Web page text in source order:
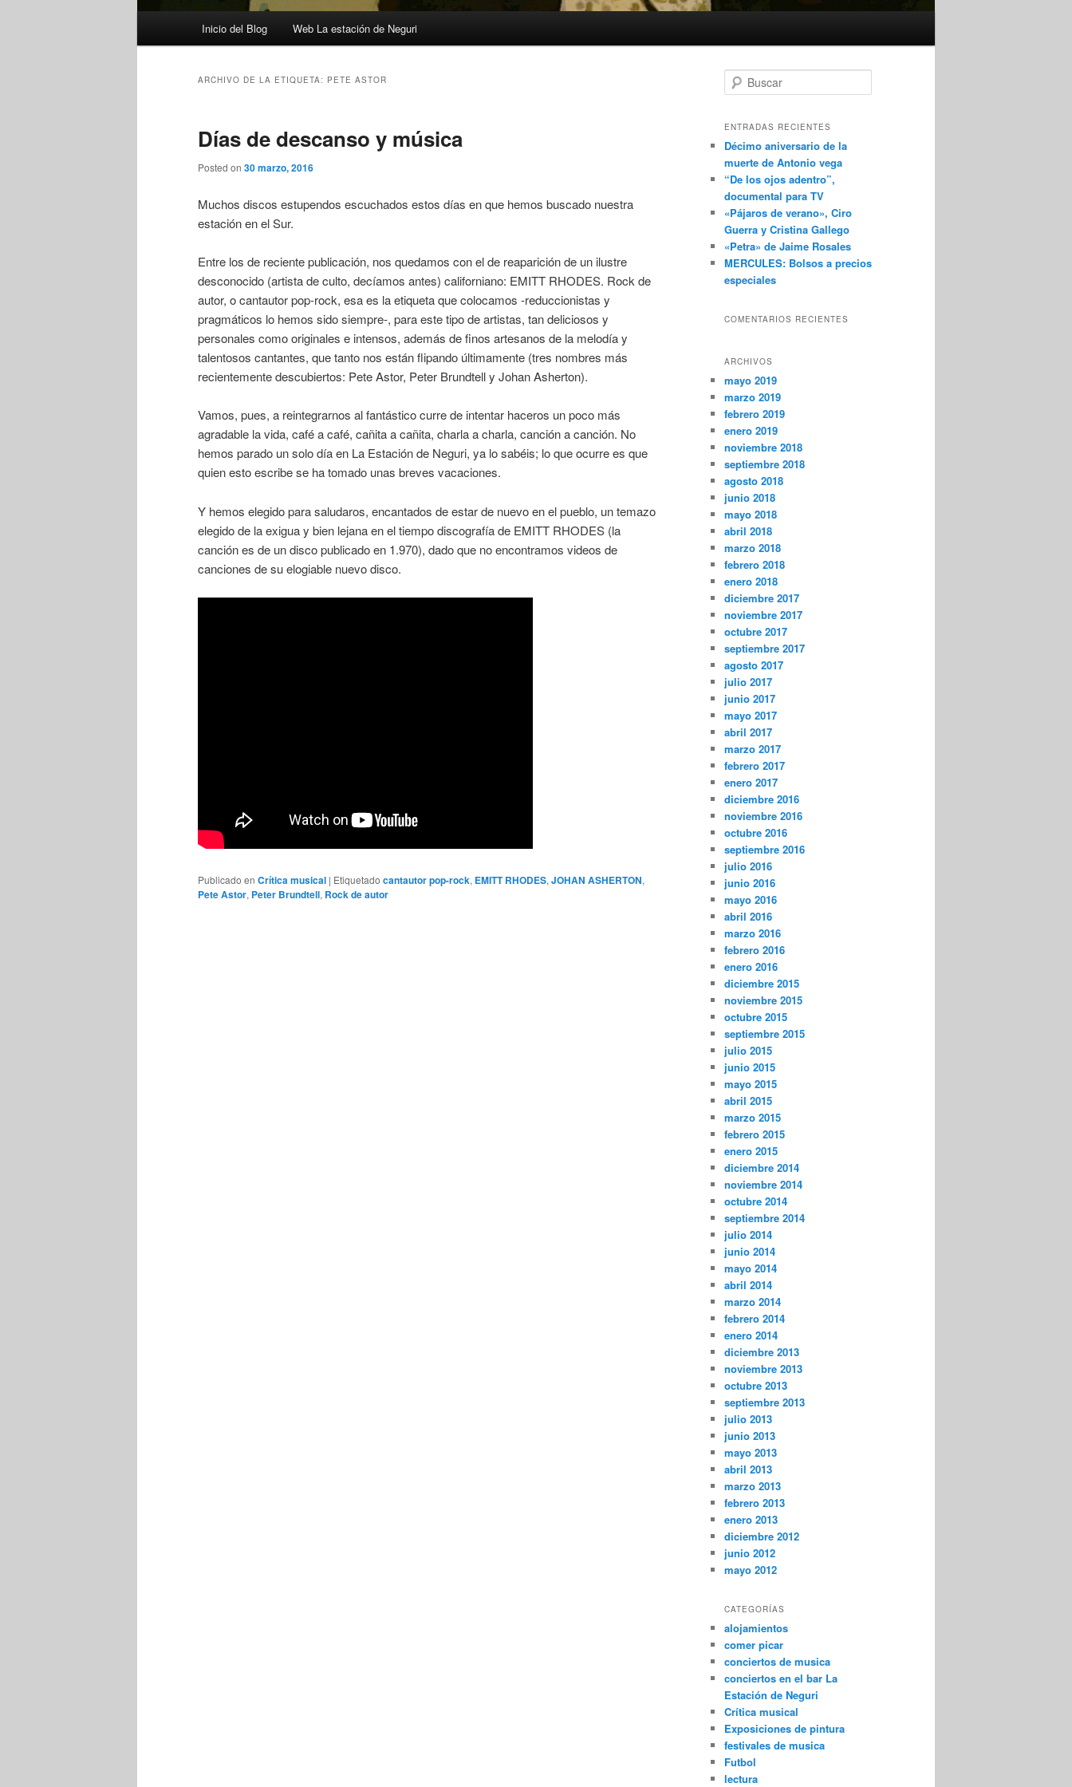
Inicio del Blog Web La estación de Neguri
ARCHIVO DE LA ETIQUETA: PETE ASTOR
Días de descanso y música
Posted on 30 marzo, 2016
Muchos discos estupendos escuchados estos días en que hemos buscado nuestra
estación en el Sur.
Entre los de reciente publicación, nos quedamos con el de reaparición de un ilustre
desconocido (artista de culto, decíamos antes) californiano: EMITT RHODES. Rock de
autor, o cantautor pop-rock, esa es la etiqueta que colocamos -reduccionistas y
pragmáticos lo hemos sido siempre-, para este tipo de artistas, tan deliciosos y
personales como originales e intensos, además de finos artesanos de la melodía y
talentosos cantantes, que tanto nos están flipando últimamente (tres nombres más
recientemente descubiertos: Pete Astor, Peter Brundtell y Johan Asherton).
Vamos, pues, a reintegrarnos al fantástico curre de intentar haceros un poco más
agradable la vida, café a café, cañita a cañita, charla a charla, canción a canción. No
hemos parado un solo día en La Estación de Neguri, ya lo sabéis; lo que ocurre es que
quien esto escribe se ha tomado unas breves vacaciones.
Y hemos elegido para saludaros, encantados de estar de nuevo en el pueblo, un temazo
elegido de la exigua y bien lejana en el tiempo discografía de EMITT RHODES (la
canción es de un disco publicado en 1.970), dado que no encontramos videos de
canciones de su elogiable nuevo disco.
Publicado en Crítica musical | Etiquetado cantautor pop-rock, EMITT RHODES,JOHAN ASHERTON,
Pete Astor, Peter Brundtell, Rock de autor
u
c
r
ENTRADAS RECIENTES
Décimo aniversario de la
muerte de Antonio vega
“De los ojos adentro”,
documental para TV
«Pájaros de verano», Ciro
Guerra y Cristina Gallego
«Petra» de Jaime Rosales
MERCULES: Bolsos a precios
especiales
COMENTARIOS RECIENTES
ARCHIVOS
mayo 2019
marzo 2019
febrero 2019
enero 2019
noviembre 2018
septiembre 2018
agosto 2018
junio 2018
mayo 2018
abril 2018
marzo 2018
febrero 2018
enero 2018
diciembre 2017
noviembre 2017
octubre 2017
septiembre 2017
agosto 2017
julio 2017
junio 2017
mayo 2017
abril 2017
marzo 2017
febrero 2017
enero 2017
diciembre 2016
noviembre 2016
octubre 2016
septiembre 2016
julio 2016
junio 2016
mayo 2016
abril 2016
marzo 2016
febrero 2016
enero 2016
diciembre 2015
noviembre 2015
octubre 2015
septiembre 2015
julio 2015
junio 2015
mayo 2015
abril 2015
marzo 2015
febrero 2015
enero 2015
diciembre 2014
noviembre 2014
octubre 2014
septiembre 2014
julio 2014
junio 2014
mayo 2014
abril 2014
marzo 2014
febrero 2014
enero 2014
diciembre 2013
noviembre 2013
octubre 2013
septiembre 2013
julio 2013
junio 2013
mayo 2013
abril 2013
marzo 2013
febrero 2013
enero 2013
diciembre 2012
junio 2012
mayo 2012
CATEGORÍAS
alojamientos
comer picar
conciertos de musica
conciertos en el bar La
Estación de Neguri
Crítica musical
Exposiciones de pintura
festivales de musica
Futbol
lectura